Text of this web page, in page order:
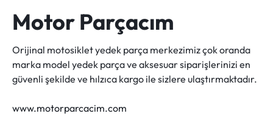
Motor Parçacım
Orijinal motosiklet yedek parça merkezimiz çok oranda
marka model yedek parça ve aksesuar siparişlerinizi en
güvenli şekilde ve hılzıca kargo ile sizlere ulaştırmaktadır.
www.motorparcacim.com